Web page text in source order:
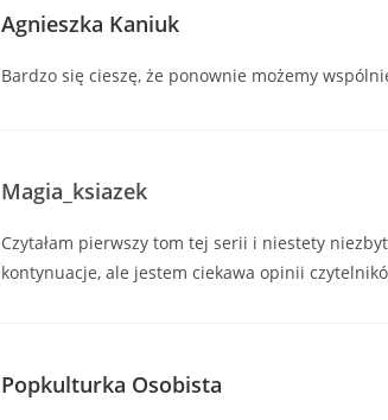
Agnieszka Kaniuk
Bardzo się cieszę, że ponownie możemy
Magia_ksiazek
Czytałam pierwszy tom tej serii i niestety
kontynuacje, ale jestem ciekawa opinii
Popkulturka Osobista